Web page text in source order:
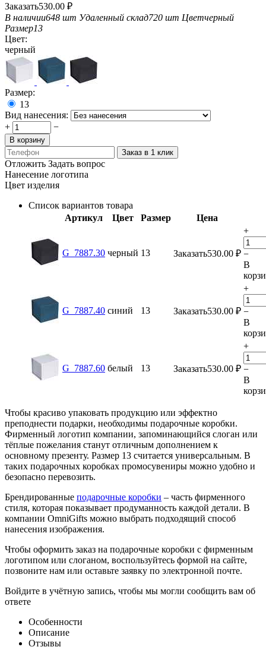
Заказать530.00 ₽
В наличии648 шт Удаленный склад720 шт Цветчерный
Размер13
Цвет:
черный
Размер:
13
Вид нанесения:
+
−
В корзину
Заказ в 1 клик
Отложить Задать вопрос
Нанесение логотипа
Цвет изделия
Список вариантов товара
Артикул
Цвет Размер Цена
G_7887.30 черный 13 Заказать530.00 ₽
+
−
В
G_7887.40 синий 13 Заказать530.00 ₽
+
−
В
G_7887.60 белый 13 Заказать530.00 ₽
+
−
В
Чтобы красиво упаковать продукцию или эффектно
преподнести подарки, необходимы подарочные коробки.
Фирменный логотип компании, запоминающийся слоган или
тёплые пожелания станут отличным дополнением к
основному презенту. Размер 13 считается универсальным. В
таких подарочных коробках промосувениры можно удобно и
безопасно перевозить.
Брендированные подарочные коробки – часть фирменного
стиля, которая показывает продуманность каждой детали. В
компании OmniGifts можно выбрать подходящий способ
нанесения изображения.
Чтобы оформить заказ на подарочные коробки с фирменным
логотипом или слоганом, воспользуйтесь формой на сайте,
позвоните нам или оставьте заявку по электронной почте.
Войдите в учётную запись, чтобы мы могли сообщить вам об
ответе
Особенности
Описание
Отзывы